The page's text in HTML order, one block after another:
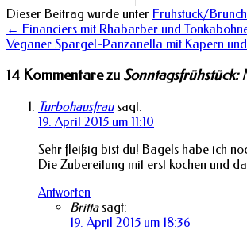
Dieser Beitrag wurde unter Frühstück/Brunch
← Financiers mit Rhabarber und
Veganer Spargel-Panzanella mit Kapern
14 Kommentare zu Sonntagsfrühstück:
Turbohausfrau sagt:
19. April 2015 um 11:10
Sehr fleißig bist du! Bagels habe ich
Die Zubereitung mit erst kochen und
Antworten
Britta sagt:
19. April 2015 um 18:36